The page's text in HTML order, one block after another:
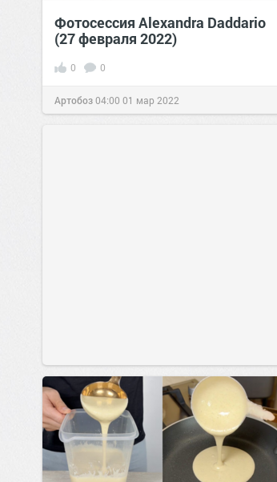
Фотосессия Alexandra Daddario
(27 февраля 2022)
0 0
Артобоз04:00 01 мар 2022